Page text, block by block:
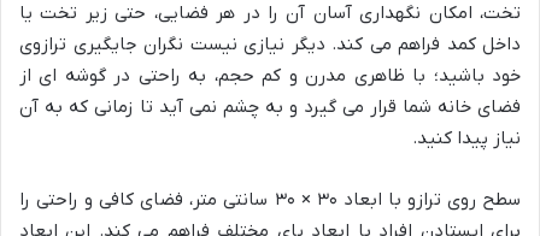
تخت، امکان نگهداری آسان آن را در هر فضایی، حتی زیر تخت یا
داخل کمد فراهم می کند. دیگر نیازی نیست نگران جایگیری ترازوی
خود باشید؛ با ظاهری مدرن و کم حجم، به راحتی در گوشه ای از
فضای خانه شما قرار می گیرد و به چشم نمی آید تا زمانی که به آن
نیاز پیدا کنید.
سطح روی ترازو با ابعاد ۳۰ × ۳۰ سانتی متر، فضای کافی و راحتی را